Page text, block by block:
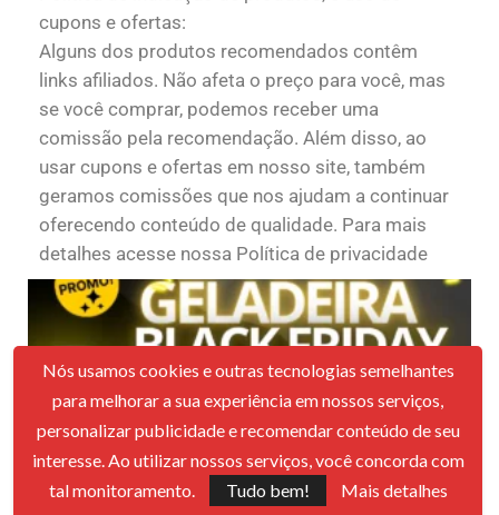
cupons e ofertas:
Alguns dos produtos recomendados contêm
links afiliados. Não afeta o preço para você, mas
se você comprar, podemos receber uma
comissão pela recomendação. Além disso, ao
usar cupons e ofertas em nosso site, também
geramos comissões que nos ajudam a continuar
oferecendo conteúdo de qualidade. Para mais
detalhes acesse nossa Política de privacidade
Nós usamos cookies e outras tecnologias semelhantes
para melhorar a sua experiência em nossos serviços,
personalizar publicidade e recomendar conteúdo de seu
interesse. Ao utilizar nossos serviços, você concorda com
tal monitoramento.
Tudo bem! Mais detalhes